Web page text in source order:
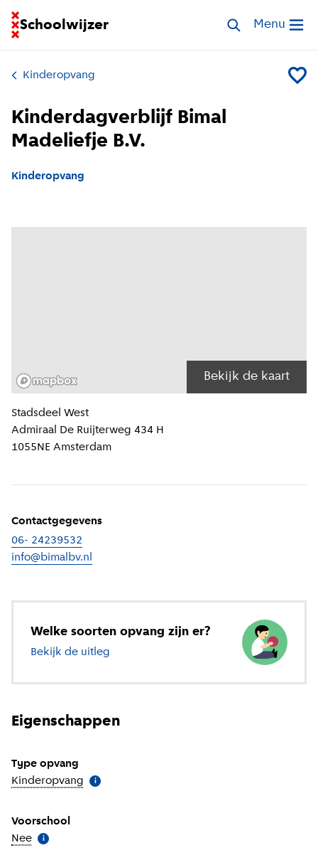
Schoolwijzer
Ga naar homepage van SchoolwijzerZoek opvang
Open
Menu
Kinderopvang Voeg
Kinderdagverblijf Bimal
Madeliefje B.V.
Kinderopvang
Bekijk de kaart
Locatiegegevens
Stadsdeel West
Admiraal De Ruijterweg 434 H
1055NE Amsterdam
Contactgegevens
06- 24239532
info@bimalbv.nl
Welke soorten opvang zijn er?
Bekijk de uitleg over verschillende soorten opvang
Eigenschappen
Type opvang
Kinderopvang Meer informatie
i
Voorschool
Nee Meer informatie
i